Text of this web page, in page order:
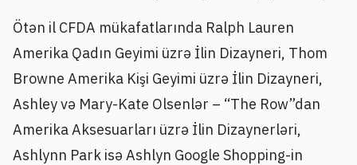
Ötən il CFDA mükafatlarında Ralph Lauren
Amerika Qadın Geyimi üzrə İlin Dizayneri, Thom
Browne Amerika Kişi Geyimi üzrə İlin Dizayneri,
Ashley və Mary-Kate Olsenlər – “The Row”dan
Amerika Aksesuarları üzrə İlin Dizaynerləri,
Ashlynn Park isə Ashlyn Google Shopping-in